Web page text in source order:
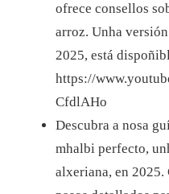
ofrece consellos
arroz. Unha
2025, está
https://
CfdlAHo
Descubra a nosa
mhalbi perfecto,
alxeriana, en 2025.